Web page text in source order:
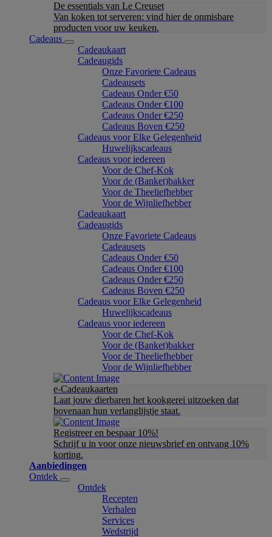
De essentials van Le Creuset
Van koken tot serveren: vind hier de onmisbare
producten voor uw keuken.
Cadeaus
Cadeaukaart
Cadeaugids
Onze Favoriete Cadeaus
Cadeausets
Cadeaus Onder €50
Cadeaus Onder €100
Cadeaus Onder €250
Cadeaus Boven €250
Cadeaus voor Elke Gelegenheid
Huwelijkscadeaus
Cadeaus voor iedereen
Voor de Chef-Kok
Voor de (Banket)bakker
Voor de Theeliefhebber
Voor de Wijnliefhebber
Cadeaukaart
Cadeaugids
Onze Favoriete Cadeaus
Cadeausets
Cadeaus Onder €50
Cadeaus Onder €100
Cadeaus Onder €250
Cadeaus Boven €250
Cadeaus voor Elke Gelegenheid
Huwelijkscadeaus
Cadeaus voor iedereen
Voor de Chef-Kok
Voor de (Banket)bakker
Voor de Theeliefhebber
Voor de Wijnliefhebber
e-Cadeaukaarten
Laat jouw dierbaren het kookgerei uitzoeken dat
bovenaan hun verlanglijstje staat.
Registreer en bespaar 10%!
Schrijf u in voor onze nieuwsbrief en ontvang 10%
korting.
Aanbiedingen
Ontdek
Ontdek
Recepten
Verhalen
Services
Wedstrijd